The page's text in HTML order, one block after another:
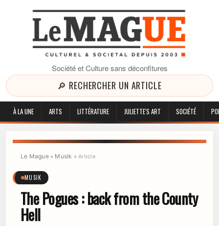
Société et Culture sans déconfitures
🔎 RECHERCHER UN ARTICLE
À LA UNE ARTS LITTÉRATURE JULIETTE'S ART SOCIÉTÉ
Le Mague» Musik »Article
MUSIK
The Pogues : back from the County
Hell